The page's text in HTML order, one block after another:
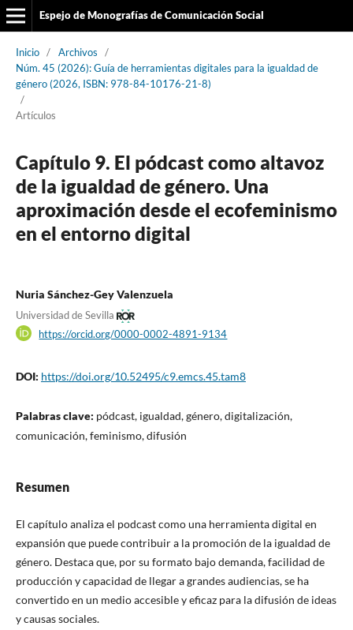
Espejo de Monografías de Comunicación Social
Inicio / Archivos
/
Núm. 45 (2026): Guía de herramientas digitales para la igualdad de
género (2026, ISBN: 978-84-10176-21-8)
/
Artículos
Capítulo 9. El pódcast como altavoz
de la igualdad de género. Una
aproximación desde el ecofeminismo
en el entorno digital
Nuria Sánchez-Gey Valenzuela
Universidad de Sevilla
https://orcid.org/0000-0002-4891-9134
DOI: https://doi.org/10.52495/c9.emcs.45.tam8
Palabras clave: pódcast, igualdad, género, digitalización,
comunicación, feminismo, difusión
Resumen
El capítulo analiza el podcast como una herramienta digital en
expansión que puede contribuir a la promoción de la igualdad de
género. Destaca que, por su formato bajo demanda, facilidad de
producción y capacidad de llegar a grandes audiencias, se ha
convertido en un medio accesible y eficaz para la difusión de ideas
y causas sociales.